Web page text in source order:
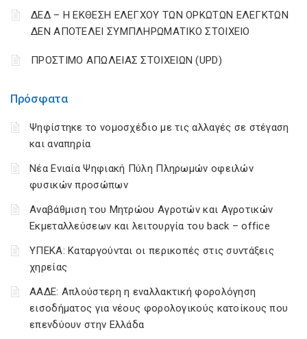
Πρόσφατα
Ψηφίστηκε το νομοσχέδιο με τις αλλαγές σε στέγαση
και αναπηρία
Νέα Ενιαία Ψηφιακή Πύλη Πληρωμών οφειλών
φυσικών προσώπων
Αναβάθμιση του Μητρώου Αγροτών και Αγροτικών
Εκμεταλλεύσεων και λειτουργία του back – office
ΥΠΕΚΑ: Καταργούνται οι περικοπές στις συντάξεις
χηρείας
ΑΑΔΕ: Απλούστερη η εναλλακτική φορολόγηση
εισοδήματος για νέους φορολογικούς κατοίκους που
επενδύουν στην Ελλάδα
ΔΕΔ – Η ΕΚΘΕΣΗ ΕΛΕΓΧΟΥ ΤΩΝ ΟΡΚΩΤΩΝ ΕΛΕΓΚΤΩΝ
ΔΕΝ ΑΠΟΤΕΛΕΙ ΣΥΜΠΛΗΡΩΜΑΤΙΚΟ ΣΤΟΙΧΕΙΟ
ΠΡΟΣΤΙΜΟ ΑΠΩΛΕΙΑΣ ΣΤΟΙΧΕΙΩΝ (UPD)